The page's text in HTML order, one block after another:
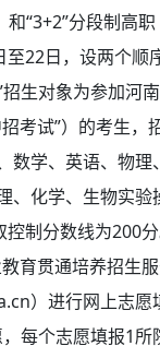
和“3+2”分段制高
22日，设两个顺
招生对象为参加河
考试”）的考生，
数学、英语、物理
、化学、生物实验
制分数线为200分
育贯通培养招生
）进行网上志愿
每个志愿填报1